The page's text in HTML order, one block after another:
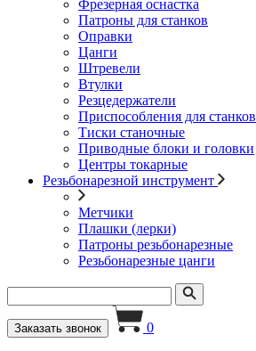
Фрезерная оснастка
Патроны для станков
Оправки
Цанги
Штревели
Втулки
Резцедержатели
Приспособления для станков
Тиски станочные
Приводные блоки и головки
Центры токарные
Резьбонарезной инструмент
Метчики
Плашки (лерки)
Патроны резьбонарезные
Резьбонарезные цанги
Заказать звонок 0